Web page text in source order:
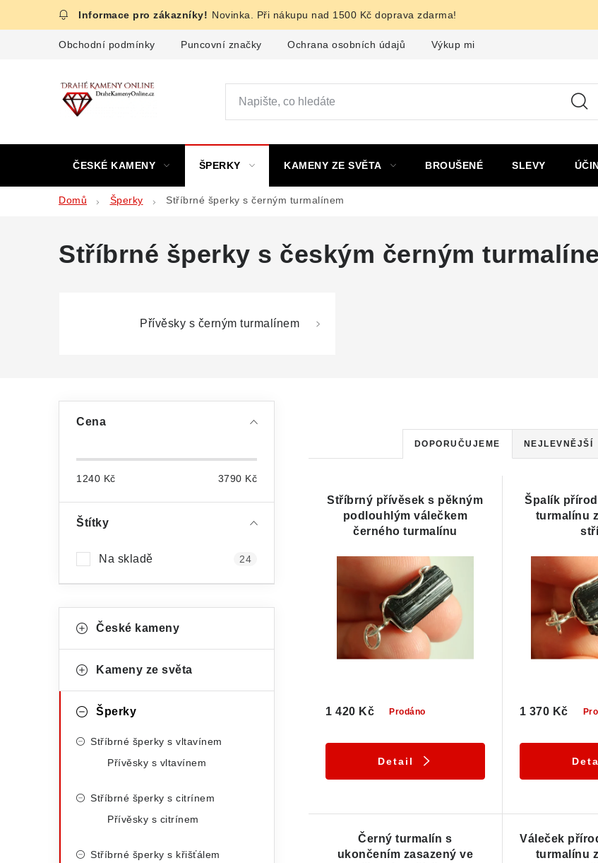
Novinka. Při nákupu nad 1500 Kč doprava zdarma!
Obchodní podmínky Puncovní značky Ochrana osobních údajů Výkup minerálů a drahých kamenů
ČESKÉ KAMENY ŠPERKY KAMENY ZE SVĚTA BROUŠENÉ SLEVY
Domů Šperky Stříbrné šperky s černým turmalínem
Stříbrné šperky s českým černým
Přívěsky s černým turmalínem
n
p
Cena
1240 Kč 3790 Kč
Štítky
Na skladě 24
kategorie
e
České kameny
Kameny ze světa
Šperky
Stříbrné šperky s vltavínem
Přívěsky s vltavínem
Stříbrné šperky s citrínem
Přívěsky s citrínem
Stříbrné šperky s křišťálem
Ř
z
e
í
p
r
o
u
k
t
DOPORUČUJEME NEJLEVNĚJŠÍ
ů
Stříbrný přívěsek s pěkným
podlouhlým válečkem
černého turmalínu
Prodáno
1 420 Kč
Detail
Špalík
turmalínu
1 370 Kč
Černý turmalín s
ukončením zasazený ve
Váleček
turmalínu